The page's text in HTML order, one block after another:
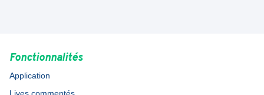
Fonctionnalités
Application